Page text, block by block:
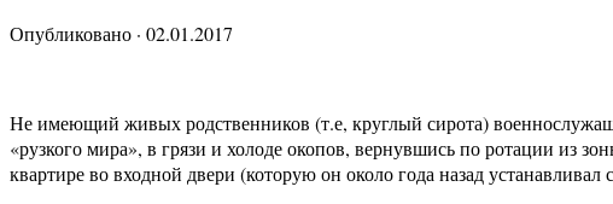
Опубликовано · 02.01.2017
Не имеющий живых родственников (т.е, круглый сирота)
«рузкого мира», в грязи и холоде окопов, вернувшись по ротации из
квартире во входной двери (которую он около года назад